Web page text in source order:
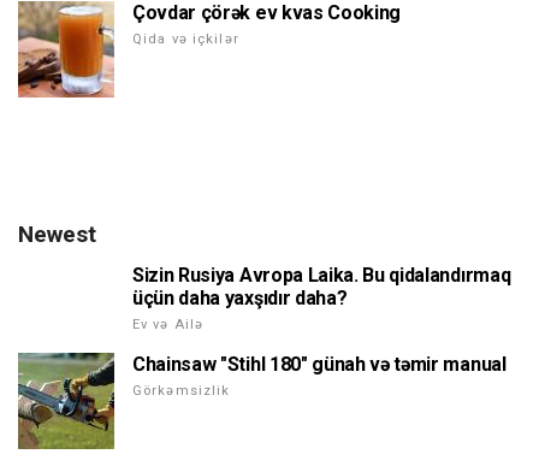
Çovdar çörək ev kvas Cooking
Qida və içkilər
Newest
Sizin Rusiya Avropa Laika. Bu qidalandırmaq
üçün daha yaxşıdır daha?
Ev və Ailə
Chainsaw "Stihl 180" günah və təmir manual
Görkəmsizlik